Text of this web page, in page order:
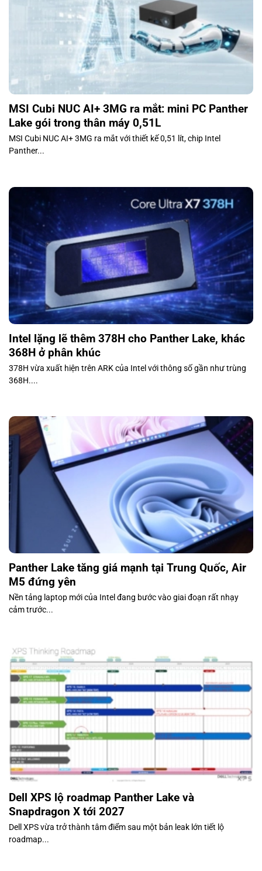
MSI Cubi NUC AI+ 3MG ra mắt: mini PC Panther
Lake gói trong thân máy 0,51L
MSI Cubi NUC AI+ 3MG ra mắt với thiết kế 0,51 lít, chip Intel
Panther...
Intel lặng lẽ thêm 378H cho Panther Lake, khác
368H ở phân khúc
378H vừa xuất hiện trên ARK của Intel với thông số gần như trùng
368H....
Panther Lake tăng giá mạnh tại Trung Quốc, Air
M5 đứng yên
Nền tảng laptop mới của Intel đang bước vào giai đoạn rất nhạy
cảm trước...
Dell XPS lộ roadmap Panther Lake và
Snapdragon X tới 2027
Dell XPS vừa trở thành tâm điểm sau một bản leak lớn tiết lộ
roadmap...